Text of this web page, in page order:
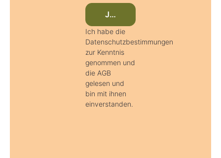
Jetzt beim Newsletter
Ich habe die
Datenschutzbestimmungen
zur Kenntnis
genommen und
die AGB
gelesen und
bin mit ihnen
einverstanden.